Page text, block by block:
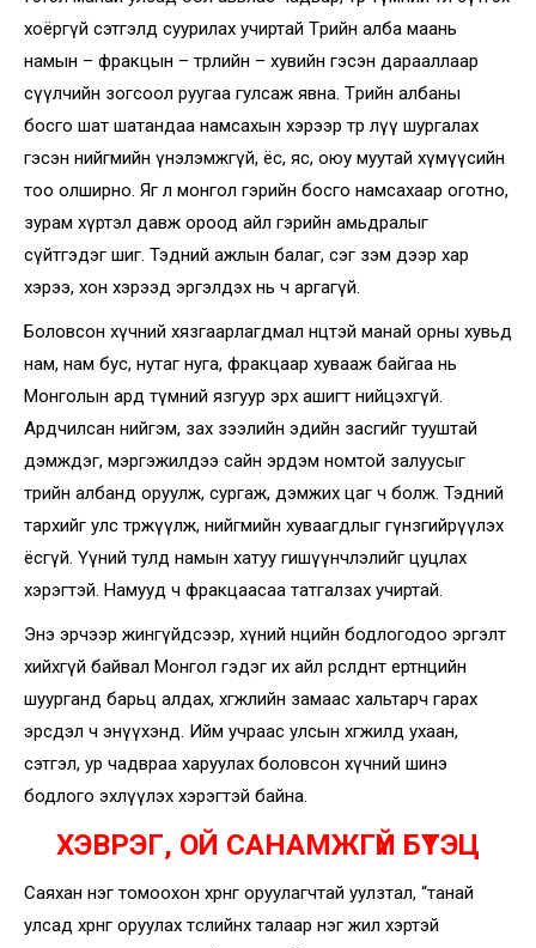
хоёргүй сэтгэлд суурилах учиртай Төрийн алба маань
намын – фракцын – төрлийн – хувийн гэсэн дарааллаар
сүүлчийн зогсоол руугаа гулсаж явна. Төрийн албаны
босго шат шатандаа намсахын хэрээр төр лүү шургалах
гэсэн нийгмийн үнэлэмжгүй, ёс, яс, оюу муутай хүмүүсийн
тоо олширно. Яг л монгол гэрийн босго намсахаар оготно,
зурам хүртэл давж ороод айл гэрийн амьдралыг
сүйтгэдэг шиг. Тэдний ажлын балаг, сэг зэм дээр хар
хэрээ, хон хэрээд эргэлдэх нь ч аргагүй.
Боловсон хүчний хязгаарлагдмал нөөцтэй манай орны хувьд
нам, нам бус, нутаг нуга, фракцаар хувааж байгаа нь
Монголын ард түмний язгуур эрх ашигт нийцэхгүй.
Ардчилсан нийгэм, зах зээлийн эдийн засгийг тууштай
дэмждэг, мэргэжилдээ сайн эрдэм номтой залуусыг
төрийн албанд оруулж, сургаж, дэмжих цаг ч болж. Тэдний
тархийг улс төржүүлж, нийгмийн хуваагдлыг гүнзгийрүүлэх
ёсгүй. Үүний тулд намын хатуу гишүүнчлэлийг цуцлах
хэрэгтэй. Намууд ч фракцаасаа татгалзах учиртай.
Энэ эрчээр жингүйдсээр, хүний нөөцийн бодлогодоо эргэлт
хийхгүй байвал Монгол гэдэг их айл өрсөлдөөнт ертөнцийн
шуурганд барьц алдах, хөгжлийн замаас хальтарч гарах
эрсдэл ч энүүхэнд. Ийм учраас улсын хөгжилд ухаан,
сэтгэл, ур чадвраа харуулах боловсон хүчний шинэ
бодлого эхлүүлэх хэрэгтэй байна.
ХЭВРЭГ, ОЙ САНАМЖГҮЙ БҮТЭЦ
Саяхан нэг томоохон хөрөнгө оруулагчтай уулзтал, “танай
улсад хөрөнгө оруулах төслийнхөө талаар нэг жил хэртэй